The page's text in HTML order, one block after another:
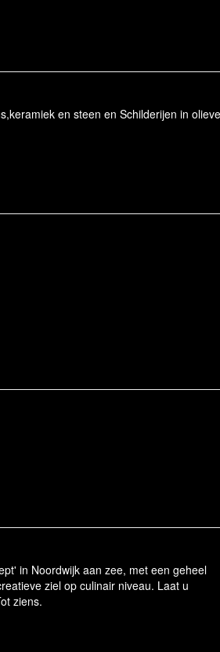
en steen en Schilderijen in
in Noordwijk aan zee, met een geheel
ziel op culinair niveau. Laat u
ziens.